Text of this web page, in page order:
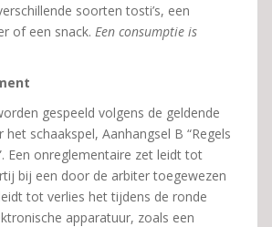
soorten tosti’s, een
of een snack. Een consumptie is
gespeeld volgens de geldende
het schaakspel, Aanhangsel B “Regels
Een onreglementaire zet leidt tot
bij een door de arbiter toegewezen
tot verlies het tijdens de ronde
apparatuur, zoals een